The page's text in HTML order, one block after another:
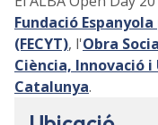
Fundació
(FECYT), l'Obra
Ciència, Innovació
Catalunya.